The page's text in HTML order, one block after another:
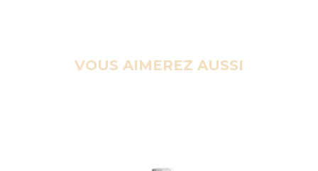
VOUS AIMEREZ AUSSI